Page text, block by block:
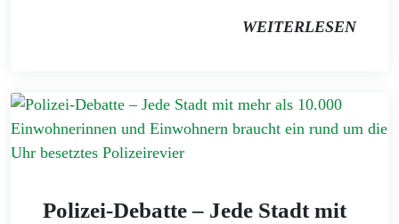
WEITERLESEN
Polizei-Debatte – Jede Stadt mit